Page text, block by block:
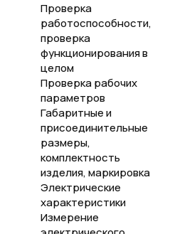
Проверка
работоспособности,
проверка
функционирования в
целом
Проверка рабочих
параметров
Габаритные и
присоединительные
размеры,
комплектность
изделия, маркировка
Электрические
характеристики
Измерение